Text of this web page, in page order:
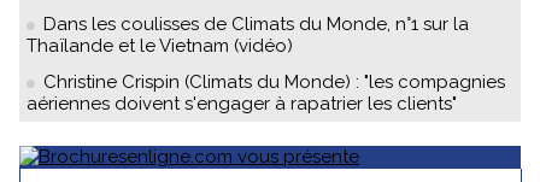
Dans les coulisses de Climats du Monde, n°1 sur la
Thaïlande et le Vietnam (vidéo)
Christine Crispin (Climats du Monde) : "les compagnies
aériennes doivent s'engager à rapatrier les clients"